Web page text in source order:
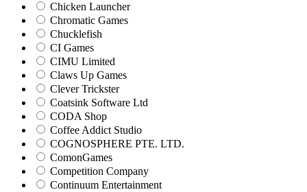
Chicken Launcher
Chromatic Games
Chucklefish
CI Games
CIMU Limited
Claws Up Games
Clever Trickster
Coatsink Software Ltd
CODA Shop
Coffee Addict Studio
COGNOSPHERE PTE. LTD.
ComonGames
Competition Company
Continuum Entertainment